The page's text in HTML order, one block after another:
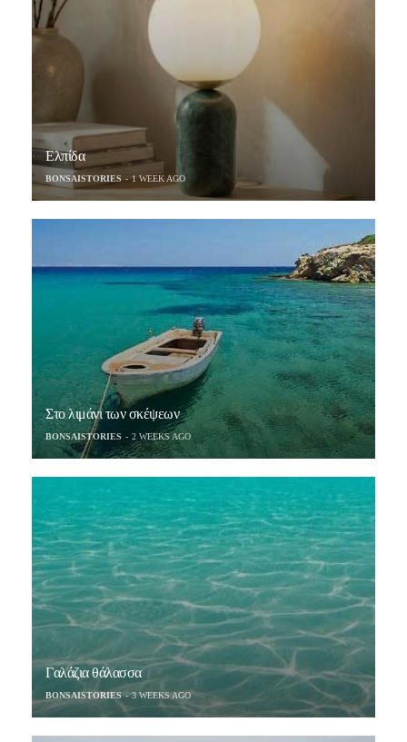
Ελπίδα
BONSAISTORIES 1 WEEK AGO
Στο λιμάνι των σκέψεων
BONSAISTORIES 2 WEEKS AGO
Γαλάζια θάλασσα
BONSAISTORIES 3 WEEKS AGO